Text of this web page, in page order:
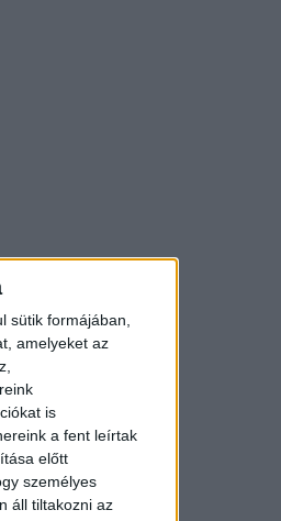
sütik formájában,
amelyeket az
is
a fent leírtak
előtt
személyes
áll tiltakozni az